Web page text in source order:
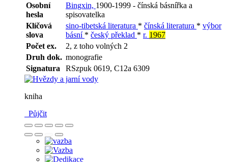
Osobní
hesla
Bingxin, 1900-1999 - čínská básnířka a
spisovatelka
Klíčová
slova
sino-tibetská literatura * čínská literatura * výbor
básní * český překlad * r. 1967
Počet ex.
2, z toho volných 2
Druh dok. monografie
Signatura
RSzpuk 0619, C12a 6309
kniha
Půjčit